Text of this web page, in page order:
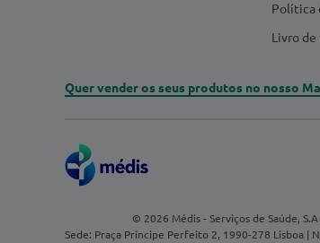
Política
Livro de
Quer vender os seus produtos no nosso
© 2026 Médis - Serviços de Saúde, S.A
Sede: Praça Príncipe Perfeito 2, 1990-278 Lisboa |